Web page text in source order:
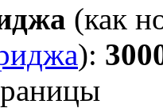
(как
):